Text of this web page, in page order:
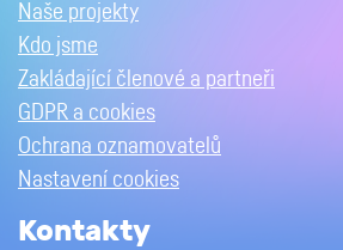
Naše projekty
Kdo jsme
Zakládající členové a partneři
GDPR a cookies
Ochrana oznamovatelů
Nastavení cookies
Kontakty